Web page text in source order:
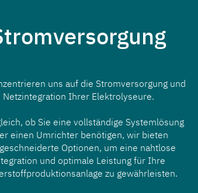
uns auf die Stromversorgung und
Netzintegration Ihrer Elektrolyseure.
ob Sie eine vollständige Systemlösung
einen Umrichter benötigen, wir bieten
Optionen, um eine nahtlose
und optimale Leistung für Ihre
zu gewährleisten.